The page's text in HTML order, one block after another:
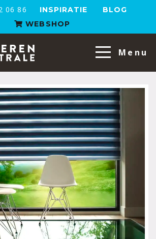
06 86 INSPIRATIE
BLOG
WEBSHOP
VloerenCentrale
Menu